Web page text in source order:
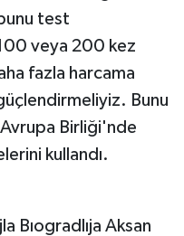
test
veya 200 kez
fazla harcama
Bunu
Birliği'nde
kullandı.
Bıogradlıja Aksan